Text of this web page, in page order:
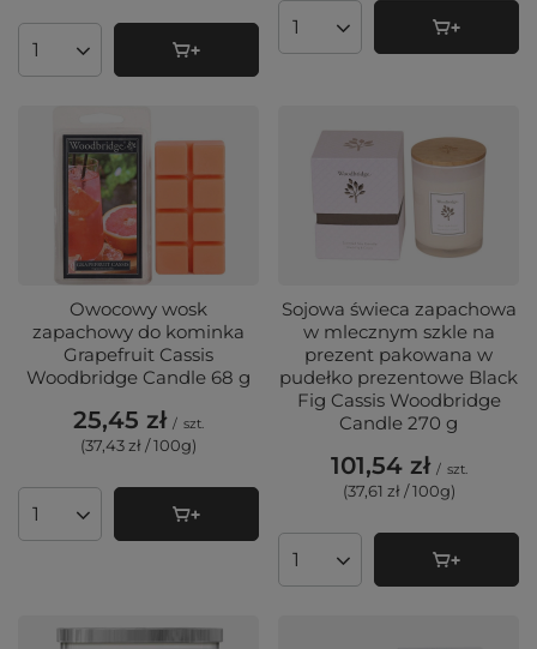
Ilość produktów
Ilość produktów
Owocowy wosk
zapachowy do kominka
Grapefruit Cassis
Woodbridge Candle 68 g
25,45 zł / szt.
(37,43 zł / 100g)
Ilość produktów
Sojowa świeca zapachowa
w mlecznym szkle na
prezent pakowana w
pudełko prezentowe Black
Fig Cassis Woodbridge
Candle 270 g
101,54 zł / szt.
(37,61 zł / 100g)
Ilość produktów